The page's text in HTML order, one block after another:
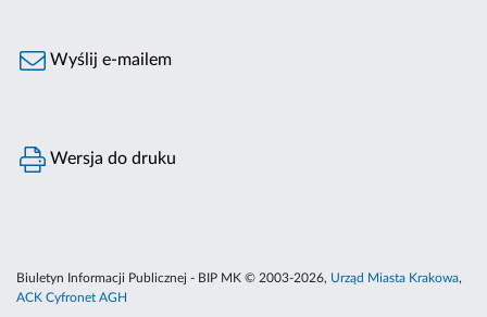
Wyślij e-mailem
Wersja do druku
Biuletyn Informacji Publicznej - BIP MK © 2003-2026, Urząd Miasta Krakowa,
ACK Cyfronet AGH